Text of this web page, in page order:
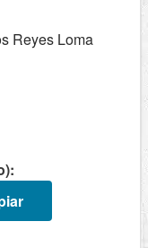
Reyes Loma